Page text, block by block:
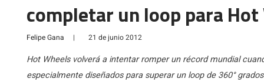
completar un loop para
Felipe Gana | 21 de junio 2012
Hot Wheels volverá a intentar romper un récord mundial
especialmente diseñados para superar un loop de 360°